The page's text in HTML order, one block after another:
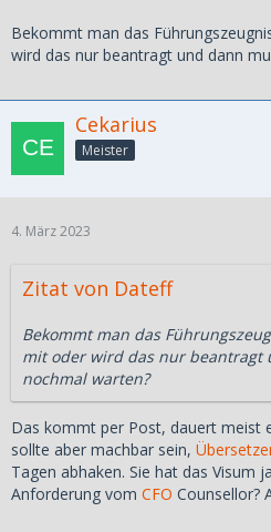
Bekommt man das
wird das nur beantragt und dann
Cekarius
Meister
4. März 2023
Zitat von Dateff
Bekommt man das
mit oder wird das nur beantragt
nochmal warten?
Das kommt per Post, dauert meist
sollte aber machbar sein,
Tagen abhaken. Sie hat das Visum
Anforderung vom CFO Counsellor?